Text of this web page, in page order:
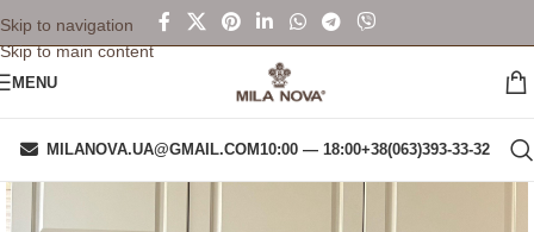
Skip to navigation
Skip to main content
MENU
MILANOVA.UA@GMAIL.COM10:00 — 18:00+38(063)393-33-32